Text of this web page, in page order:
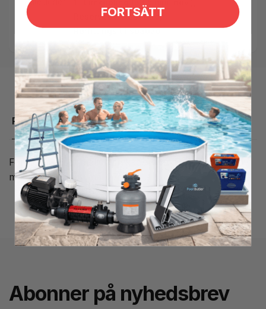
Reservedele spabad,
Rørfittings til spabad
Produktbeskrivelse
Formindskelse/ mellemstykke/ reduktion 1"-3/4", udv
mål 33,5mm indv mål 27mm
Abonner på nyhedsbrev
FORTSÄTT